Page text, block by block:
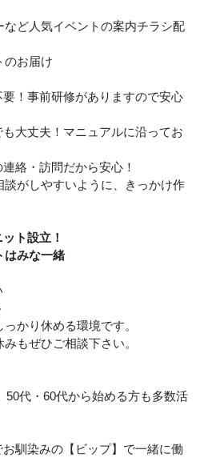
など人気イベントの案内チラシ配
のお届け
！事前研修がありますので安心
大丈夫！マニュアルに沿ってお
絡・訪問だから安心！
がしやすいように、きっかけ作
ト設立！
はみな一緒
かり休める環境です。
もぜひご相談下さい。
50代・60代から始める方も多数活
馴染みの【ビップ】で一緒に働